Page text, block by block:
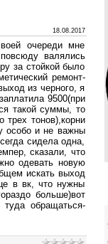
18.08.2017
очереди мне
валялись
за стойкой было
ремонт-
из черного, я
9500(при
такой суммы, то
тонов),корни
особо и не важны
сидела одна,
сказали, что
одевать новую
искать выход
в вк, что нужны
больше)вот
обращаться-